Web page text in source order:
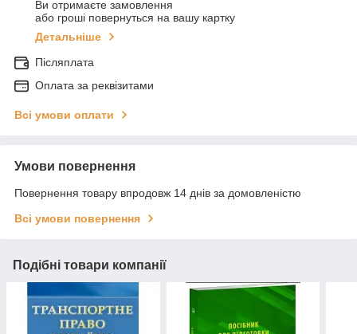
Ви отримаєте замовлення
або гроші повернуться на вашу картку
Детальніше
Післяплата
Оплата за реквізитами
Всі умови оплати
Умови повернення
Повернення товару впродовж 14 днів за домовленістю
Всі умови повернення
Подібні товари компанії